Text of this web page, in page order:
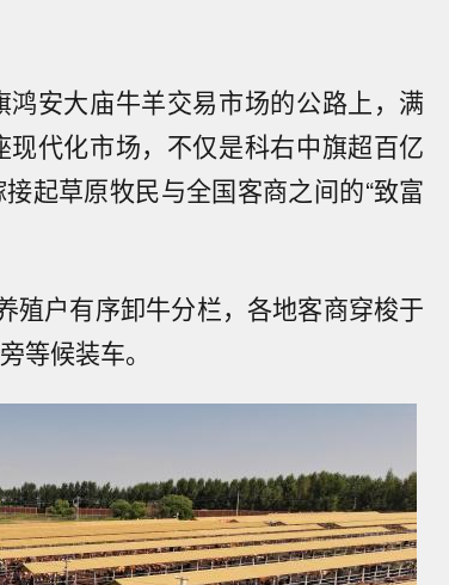
安大庙牛羊交易市场的公路上，满
代化市场，不仅是科右中旗超百亿
起草原牧民与全国客商之间的“致富
殖户有序卸牛分栏，各地客商穿梭于
等候装车。